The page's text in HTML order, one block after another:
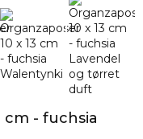
cm - fuchsia